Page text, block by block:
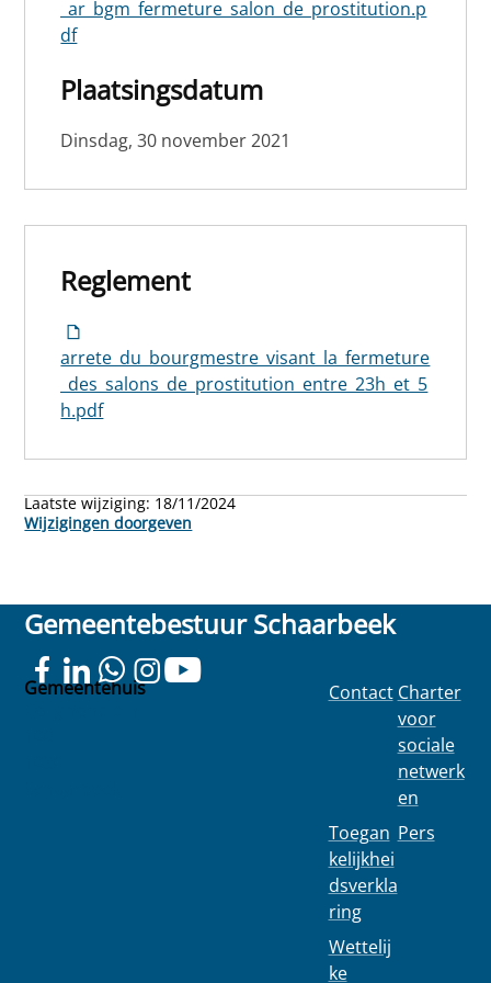
_ar_bgm_fermeture_salon_de_prostitution.p
df
Plaatsingsdatum
Dinsdag, 30 november 2021
Reglement
arrete_du_bourgmestre_visant_la_fermeture
_des_salons_de_prostitution_entre_23h_et_5
h.pdf
Laatste wijziging: 18/11/2024
Wijzigingen doorgeven
Gemeentebestuur Schaarbeek
Gemeentehuis
Contact
Toegan
kelijkhei
dsverkla
ring
Wettelij
ke
Charter
voor
sociale
netwerk
en
Pers